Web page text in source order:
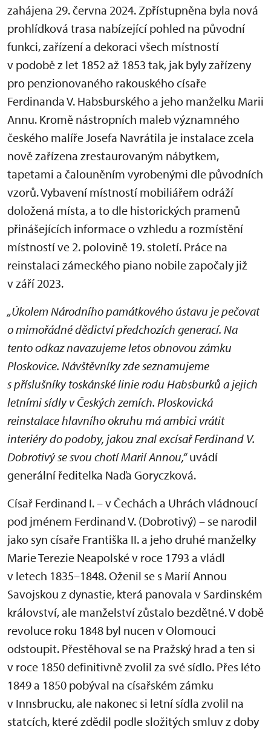
zahájena 29. června 2024. Zpřístupněna byla nová
prohlídková trasa nabízející pohled na původní
funkci, zařízení a dekoraci všech místností
v podobě z let 1852 až 1853 tak, jak byly zařízeny
pro penzionovaného rakouského císaře
Ferdinanda V. Habsburského a jeho manželku Marii
Annu. Kromě nástropních maleb významného
českého malíře Josefa Navrátila je instalace zcela
nově zařízena zrestaurovaným nábytkem,
tapetami a čalouněním vyrobenými dle původních
vzorů. Vybavení místností mobiliářem odráží
doložená místa, a to dle historických pramenů
přinášejících informace o vzhledu a rozmístění
místností ve 2. polovině 19. století. Práce na
reinstalaci zámeckého piano nobile započaly již
v září 2023.
„Úkolem Národního památkového ústavu je pečovat
o mimořádné dědictví předchozích generací. Na
tento odkaz navazujeme letos obnovou zámku
Ploskovice. Návštěvníky zde seznamujeme
s příslušníky toskánské linie rodu Habsburků a jejich
letními sídly v Českých zemích. Ploskovická
reinstalace hlavního okruhu má ambici vrátit
interiéry do podoby, jakou znal excísař Ferdinand V.
Dobrotivý se svou chotí Marií Annou,“uvádí
generální ředitelka Naďa Goryczková.
Císař Ferdinand I. – v Čechách a Uhrách vládnoucí
pod jménem Ferdinand V. (Dobrotivý) – se narodil
jako syn císaře Františka II. a jeho druhé manželky
Marie Terezie Neapolské v roce 1793 a vládl
v letech 1835–1848. Oženil se s Marií Annou
Savojskou z dynastie, která panovala v Sardinském
království, ale manželství zůstalo bezdětné. V době
revoluce roku 1848 byl nucen v Olomouci
odstoupit. Přestěhoval se na Pražský hrad a ten si
v roce 1850 definitivně zvolil za své sídlo. Přes léto
1849 a 1850 pobýval na císařském zámku
v Innsbrucku, ale nakonec si letní sídla zvolil na
statcích, které zdědil podle složitých smluv z doby